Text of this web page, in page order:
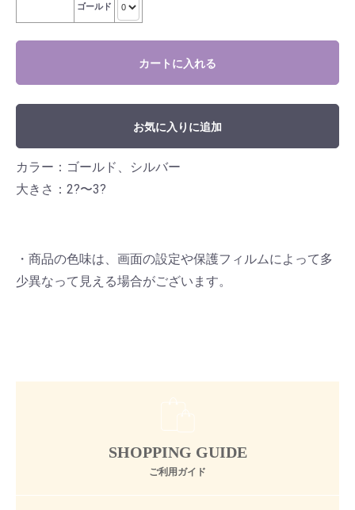
ゴールド
カートに入れる
お気に入りに追加
カラー：ゴールド、シルバー
大きさ：2?〜3?
・商品の色味は、画面の設定や保護フィルムによって多
少異なって見える場合がございます。
SHOPPING GUIDE
ご利用ガイド